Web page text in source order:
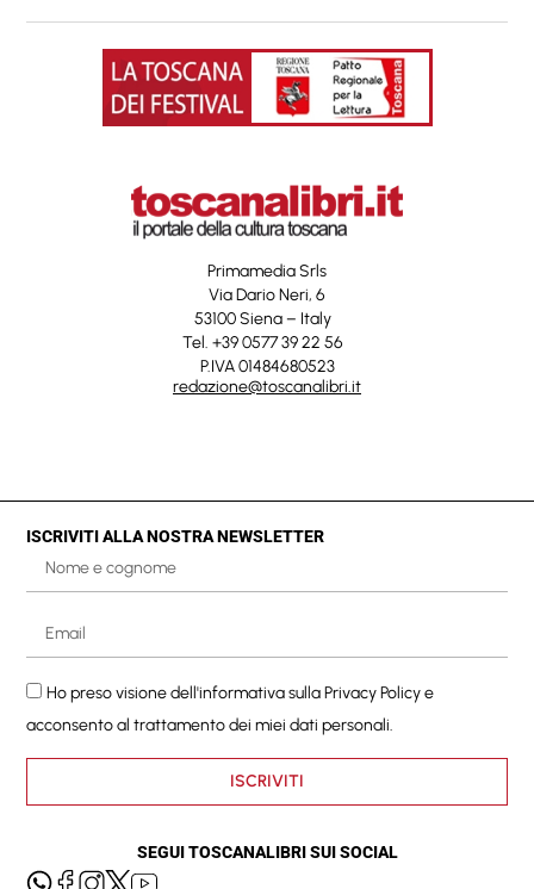
Primamedia Srls
Via Dario Neri, 6
53100 Siena – Italy
Tel. +39 0577 39 22 56
P.IVA 01484680523
redazione@toscanalibri.it
ISCRIVITI ALLA NOSTRA NEWSLETTER
Ho preso visione dell'informativa sullaPrivacy Policye
acconsento al trattamento dei miei dati personali.
ISCRIVITI
SEGUI TOSCANALIBRI SUI SOCIAL